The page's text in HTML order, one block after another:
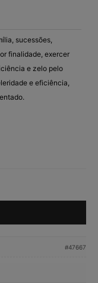
sucessões,
finalidade, exercer
e zelo pelo
e eficiência,
#47667